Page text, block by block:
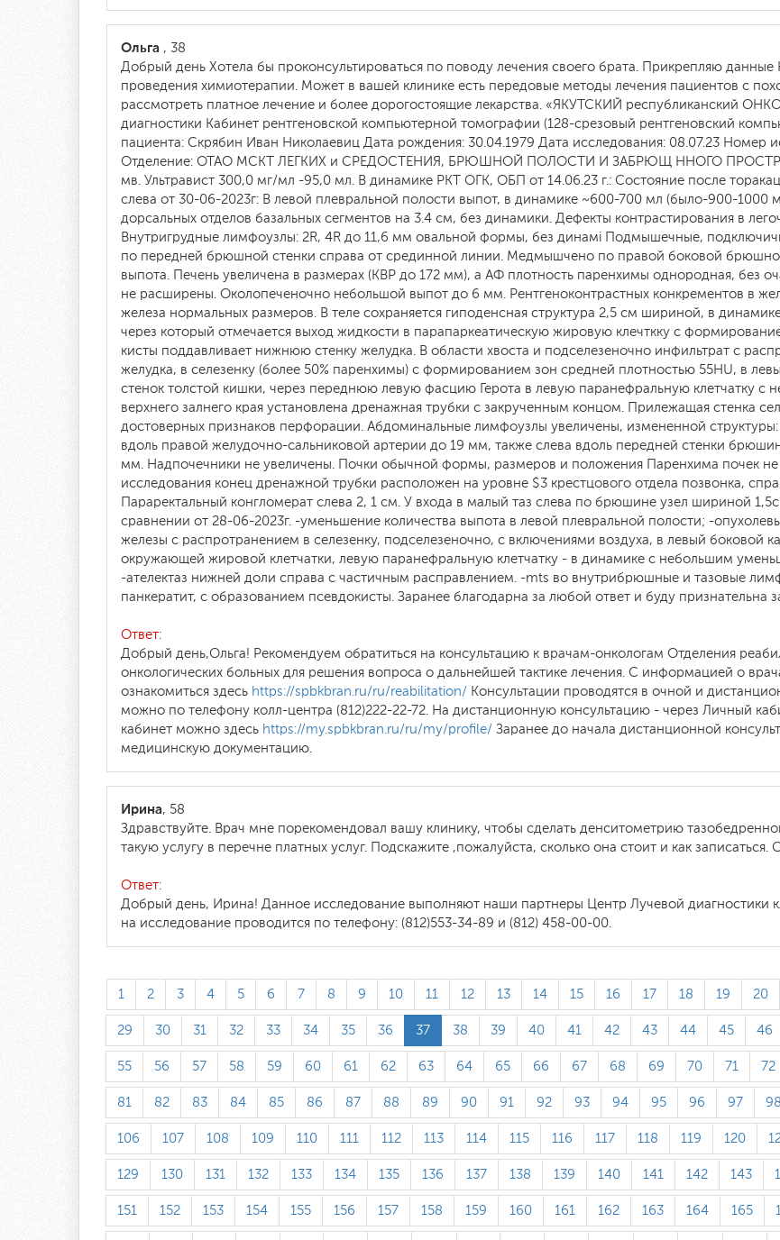
Ольга , 38
Добрый день Хотела бы проконсультироваться по поводу лечения своего брата. Прикрепляю
проведения химиотерапии. Может в вашей клинике есть передовые методы лечения пациентов с
рассмотреть платное лечение и более дорогостоящие лекарства. «ЯКУТСКИЙ республиканский
диагностики Кабинет рентгеновской компьютерной томографии (128-срезовый рентгеновский
пациента: Скрябин Иван Николаевиц Дата рождения: 30.04.1979 Дата исследования: 08.07.23 Номер
Отделение: ОТАО МСКТ ЛЕГКИХ и СРЕДОСТЕНИЯ, БРЮШНОЙ ПОЛОСТИ И ЗАБРЮЩ ННОГО
мв. Ультравист 300,0 мг/мл -95,0 мл. В динамике РКТ ОГК, ОБП от 14.06.23 г.: Состояние после
слева от 30-06-2023г: В левой плевральной полости выпот, в динамике ~600-700 мл (было-900-1000
дорсальных отделов базальных сегментов на 3.4 см, без динамики. Дефекты контрастирования в
Внутригрудные лимфоузлы: 2R, 4R до 11,6 мм овальной формы, без динамі Подмышечные,
по передней брюшной стенки справа от срединной линии. Медмышчено по правой боковой
выпота. Печень увеличена в размерах (КВР до 172 мм), а АФ плотность паренхимы однородная, без
не расширены. Околопеченочно небольшой выпот до 6 мм. Рентгеноконтрастных конкрементов в
железа нормальных размеров. В теле сохраняется гиподенсная структура 2,5 см шириной, в
через который отмечается выход жидкости в парапаркеатическую жировую клечткку с
кисты поддавливает нижнюю стенку желудка. В области хвоста и подселезеночно инфильтрат с
желудка, в селезенку (более 50% паренхимы) с формированием зон средней плотностью 55HU, в
стенок толстой кишки, через переднюю левую фасцию Герота в левую паранефральную клетчатку с
верхнего залнего края установлена дренажная трубки с закрученным концом. Прилежащая стенка
достоверных признаков перфорации. Абдоминальные лимфоузлы увеличены, измененной
вдоль правой желудочно-сальниковой артерии до 19 мм, также слева вдоль передней стенки
мм. Надпочечники не увеличены. Почки обычной формы, размеров и положения Паренхима почек
исследования конец дренажной трубки расположен на уровне $3 крестцового отдела позвонка,
Параректальный конгломерат слева 2, 1 см. У входа в малый таз слева по брюшине узел шириной
сравнении от 28-06-2023г. -уменьшение количества выпота в левой плевральной полости; -
железы с распротранением в селезенку, подселезеночно, с включениями воздуха, в левый боковой
окружающей жировой клетчатки, левую паранефральную клетчатку - в динамике с небольшим
-ателектаз нижней доли справа с частичным расправлением. -mts во внутрибрюшные и тазовые
панкератит, с образованием псевдокисты. Заранее благодарна за любой ответ и буду признательна
Ответ:
Добрый день,Ольга! Рекомендуем обратиться на консультацию к врачам-онкологам Отделения
онкологических больных для решения вопроса о дальнейшей тактике лечения. С информацией о
ознакомиться здесь https://spbkbran.ru/ru/reabilitation/ Консультации проводятся в очной и
можно по телефону колл-центра (812)222-22-72. На дистанционную консультацию - через Личный
кабинет можно здесь https://my.spbkbran.ru/ru/my/profile/ Заранее до начала дистанционной
медицинскую документацию.
Ирина, 58
Здравствуйте. Врач мне порекомендовал вашу клинику, чтобы сделать денситометрию
такую услугу в перечне платных услуг. Подскажите ,пожалуйста, сколько она стоит и как записаться.
Ответ:
Добрый день, Ирина! Данное исследование выполняют наши партнеры Центр Лучевой диагностики
на исследование проводится по телефону: (812)553-34-89 и (812) 458-00-00.
1 2 3 4 5 6 7 8 9 10 11 12 13 14 15 16 17 18 19 20
29 30 31 32 33 34 35 36 37 38 39 40 41 42 43 44 45 46
55 56 57 58 59 60 61 62 63 64 65 66 67 68 69 70 71 72
81 82 83 84 85 86 87 88 89 90 91 92 93 94 95 96 97 98
106 107 108 109 110 111 112 113 114 115 116 117 118 119 120
129 130 131 132 133 134 135 136 137 138 139 140 141 142 143
151 152 153 154 155 156 157 158 159 160 161 162 163 164 165